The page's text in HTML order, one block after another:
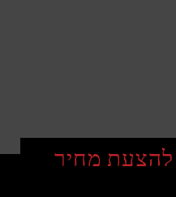
להצעת מחיר